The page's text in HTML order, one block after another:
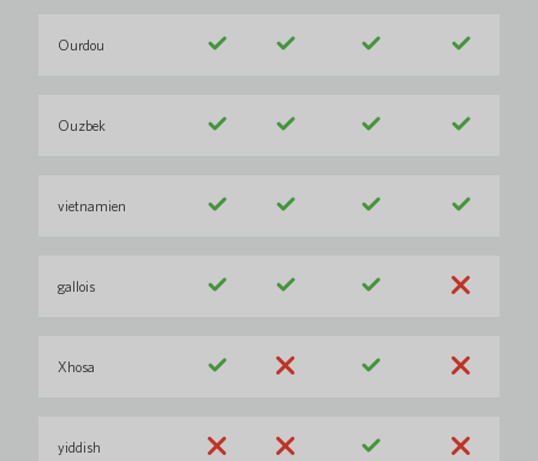
Ourdou
Ouzbek
vietnamien
gallois
Xhosa
yiddish